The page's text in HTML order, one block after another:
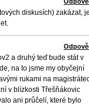
diskusích) zakázat,
a druhý teď bude stát v
na to jsme my obyčejní
rukami na
v blízkosti Třešňákovic
ani průčelí, které bylo